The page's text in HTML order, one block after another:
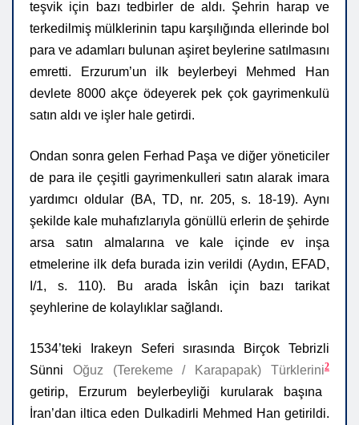
teşvik için bazı tedbirler de aldı. Şehrin harap ve
terkedilmiş mülklerinin tapu karşılığında ellerinde bol
para ve adamları bulunan aşiret beylerine satılmasını
emretti. Erzurum’un ilk beylerbeyi Mehmed Han
devlete 8000 akçe ödeyerek pek çok gayrimenkulü
satın aldı ve işler hale getirdi.
Ondan sonra gelen Ferhad Paşa ve diğer yöneticiler
de para ile çeşitli gayrimenkulleri satın alarak imara
yardımcı oldular (BA, TD, nr. 205, s. 18-19). Aynı
şekilde kale muhafızlarıyla gönüllü erlerin de şehirde
arsa satın almalarına ve kale içinde ev inşa
etmelerine ilk defa burada izin verildi (Aydın, EFAD,
I/1, s. 110). Bu arada İskân için bazı tarikat
şeyhlerine de kolaylıklar sağlandı.
1534’teki Irakeyn Seferi sırasında Birçok Tebrizli
Sünni Oğuz (Terekeme / Karapapak) Türklerini2
getirip, Erzurum beylerbeyliği kurularak başına
İran’dan iltica eden Dulkadirli Mehmed Han getirildi.